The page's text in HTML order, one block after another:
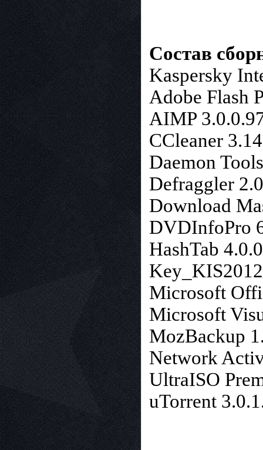
Состав
Kaspersky
Adobe Flash
AIMP
CCleaner
Daemon
Defraggler
Download
DVDInfoPro
HashTab
Microsoft
Microsoft
MozBackup
Network
UltraISO
uTorrent